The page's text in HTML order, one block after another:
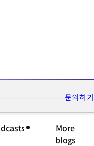
문의하기
More
blogs